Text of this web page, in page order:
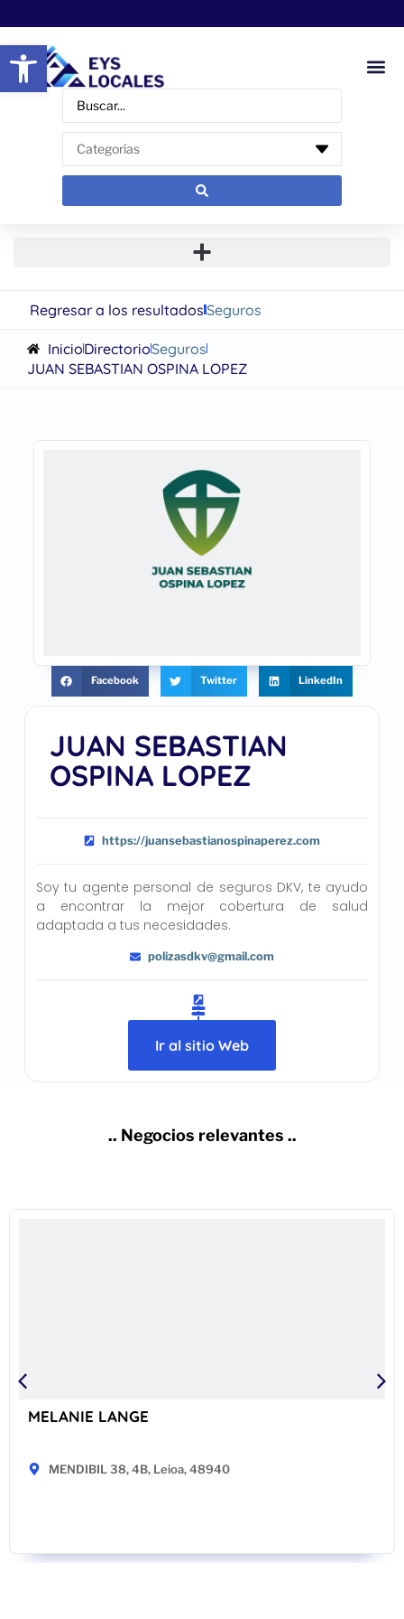
Abrir barra de herramientas
Regresar a los resultadosSeguros
InicioDirectorioSeguros
JUAN SEBASTIAN OSPINA LOPEZ
JUAN SEBASTIAN
OSPINA LOPEZ
https://juansebastianospinaperez.com
Soy tu agente personal de seguros DKV, te ayudo
a encontrar la mejor cobertura de salud
adaptada a tus necesidades.
polizasdkv@gmail.com
Ir al sitio Web
Facebook Twitter LinkedIn
.. Negocios relevantes ..
MELANIE LANGE
MENDIBIL 38, 4B, Leioa, 48940